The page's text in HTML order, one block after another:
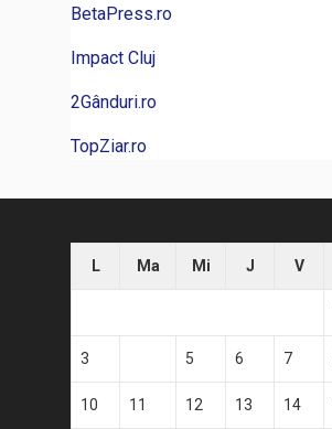
BetaPress.ro
Impact Cluj
2Gânduri.ro
TopZiar.ro
L Ma Mi J V
3 5 6 7
10 11 12 13 14